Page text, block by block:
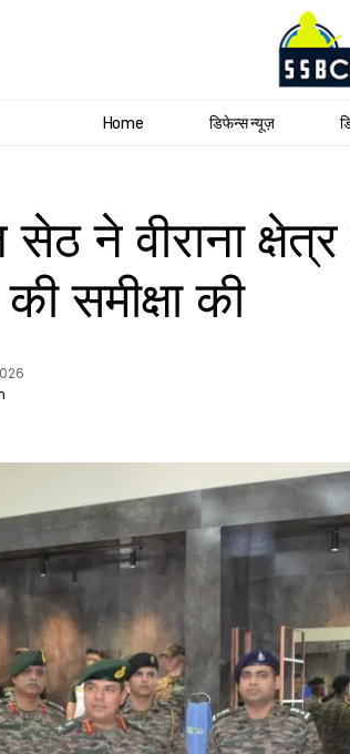
Home डिफेन्स न्यूज़
ने वीराना
समीक्षा की